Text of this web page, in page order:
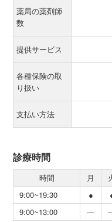
薬局の薬剤師
数
提供サービス
各種保険の取
り扱い
支払い方法
診療時間
時間 月
9:00~19:30
●
9:00~13:00
―